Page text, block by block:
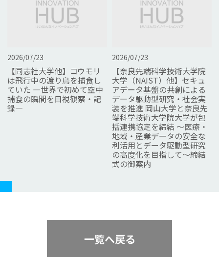
2026/07/23
【同志社大学他】コウモリ
は飛行中の渡り鳥を捕食し
ていた ―世界で初めて空中
捕食の瞬間を目視観察・記
録―
2026/07/23
【奈良先端科学技術大学院
大学（NAIST）他】セキュ
アデータ基盤の共創による
データ駆動型研究・社会実
装を推進 岡山大学と奈良先
端科学技術大学院大学が包
括連携協定を締結 ～医療・
地域・産業データの安全な
利活用とデータ駆動型研究
の高度化を目指して～締結
式の御案内
一覧へ戻る